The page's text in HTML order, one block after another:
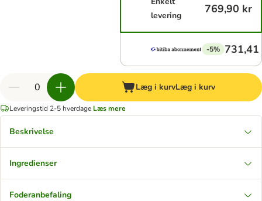
levering
769,90 kr
-5% 731,41
Læg i kurvLæg i kurv
Leveringstid 2-5 hverdage Læs mere
Beskrivelse
Ingredienser
Foderanbefaling